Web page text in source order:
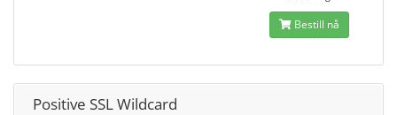
Bestill nå
Positive SSL Wildcard